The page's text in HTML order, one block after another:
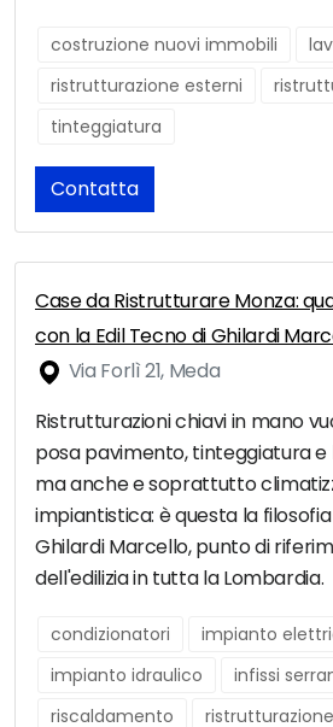
costruzione nuovi immobili
ristrutturazione esterni
tinteggiatura
Contatta
Case da Ristrutturare Monza:
con la Edil Tecno di Ghilardi
Via Forlì 21, Meda
Ristrutturazioni chiavi in mano
posa pavimento, tinteggiatura
ma anche e soprattutto
impiantistica: è questa la
Ghilardi Marcello, punto di
dell'edilizia in tutta la Lombardia.
condizionatori
impianto
impianto idraulico
infissi
riscaldamento
ristrutturazione